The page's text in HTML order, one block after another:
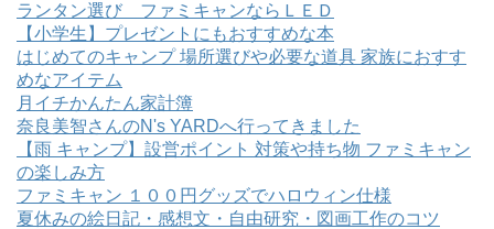
ランタン選び ファミキャンならＬＥＤ
【小学生】プレゼントにもおすすめな本
はじめてのキャンプ 場所選びや必要な道具 家族におすす
めなアイテム
月イチかんたん家計簿
奈良美智さんのN's YARDへ行ってきました
【雨 キャンプ】設営ポイント 対策や持ち物 ファミキャン
の楽しみ方
ファミキャン １００円グッズでハロウィン仕様
夏休みの絵日記・感想文・自由研究・図画工作のコツ